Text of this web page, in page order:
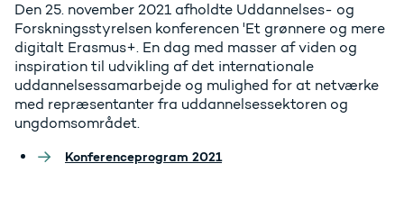
Den 25. november 2021 afholdte Uddannelses- og
Forskningsstyrelsen konferencen 'Et grønnere og mere
digitalt Erasmus+. En dag med masser af viden og
inspiration til udvikling af det internationale
uddannelsessamarbejde og mulighed for at netværke
med repræsentanter fra uddannelsessektoren og
ungdomsområdet.
Konferenceprogram 2021